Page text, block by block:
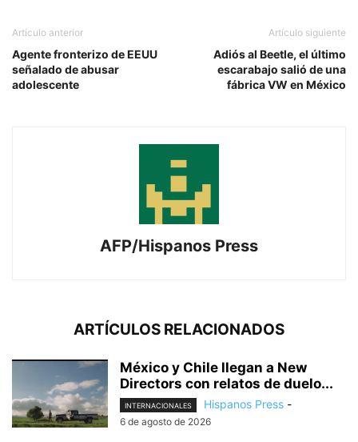
Artículo anterior
Agente fronterizo de EEUU
señalado de abusar
adolescente
Artículo siguiente
Adiós al Beetle, el último
escarabajo salió de una
fábrica VW en México
AFP/Hispanos Press
ARTÍCULOS RELACIONADOS
México y Chile llegan a New
Directors con relatos de duelo...
INTERNACIONALES Hispanos Press -
6 de agosto de 2026